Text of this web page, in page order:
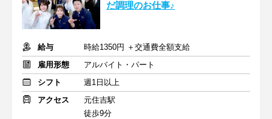
だ調理のお仕事♪
給与
時給1350円 ＋交通費全額支給
雇用形態
アルバイト・パート
シフト
週1日以上
アクセス
元住吉駅
徒歩9分